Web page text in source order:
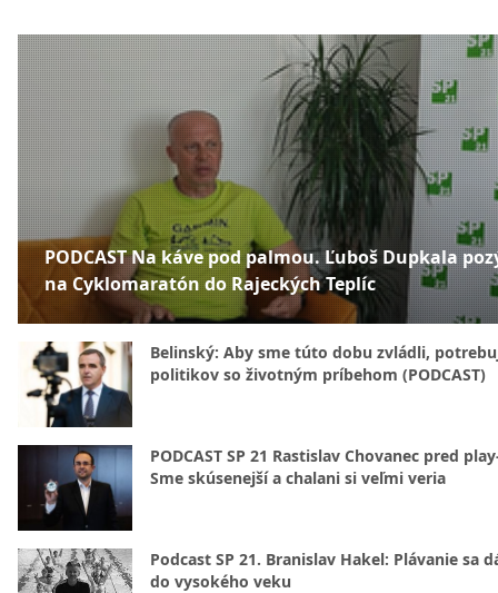
PODCAST Na káve pod palmou. Ľuboš Dupkala
na Cyklomaratón do Rajeckých Teplíc
Belinský: Aby sme túto dobu zvládli,
politikov so životným príbehom (PODCAST)
PODCAST SP 21 Rastislav Chovanec pred
Sme skúsenejší a chalani si veľmi veria
Podcast SP 21. Branislav Hakel: Plávanie sa
do vysokého veku